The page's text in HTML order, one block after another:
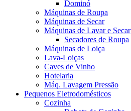
Dominó
Máquinas de Roupa
Máquinas de Secar
Máquinas de Lavar e Secar
Secadores de Roupa
Máquinas de Loiça
Lava-Loiças
Caves de Vinho
Hotelaria
Máq. Lavagem Pressão
Pequenos Eletrodomésticos
Cozinha